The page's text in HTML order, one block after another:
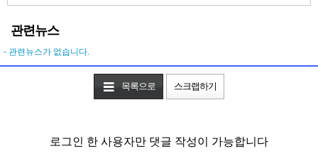
관련뉴스
- 관련뉴스가 없습니다.
목록으로 스크랩하기
로그인 한 사용자만 댓글 작성이 가능합니다